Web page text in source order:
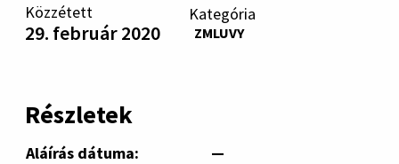
Közzétett
29. február 2020
Kategória
ZMLUVY
Részletek
Aláírás dátuma:
—